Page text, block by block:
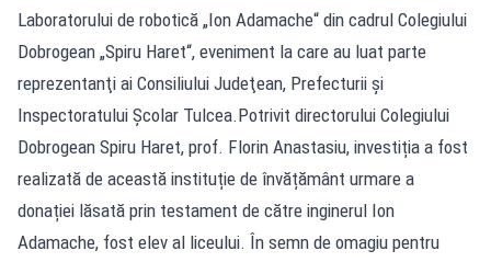
Laboratorului de robotică „Ion Adamache“ din cadrul Colegiului
Dobrogean „Spiru Haret“, eveniment la care au luat parte
reprezentanţi ai Consiliului Judeţean, Prefecturii şi
Inspectoratului Şcolar Tulcea.Potrivit directorului Colegiului
Dobrogean Spiru Haret, prof. Florin Anastasiu, investiția a fost
realizată de această instituție de învățământ urmare a
donației lăsată prin testament de către inginerul Ion
Adamache, fost elev al liceului. În semn de omagiu pentru